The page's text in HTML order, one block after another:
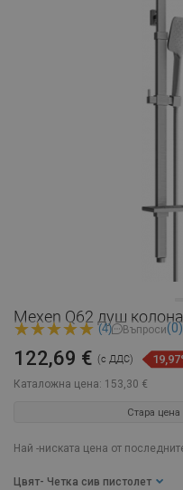
Mexen Q62 душ
(4) Въпроси(0)
Каталожна цена: 153,30 €
122,69 € (с ДДС)
Стара цена
Най -ниската цена от
Цвят - Четка сив пистолет